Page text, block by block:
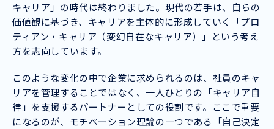
キャリア」の時代は終わりました。現代の若手は、自らの
価値観に基づき、キャリアを主体的に形成していく「プロ
ティアン・キャリア（変幻自在なキャリア）」という考え
方を志向しています。
このような変化の中で企業に求められるのは、社員のキャ
リアを管理することではなく、一人ひとりの「キャリア自
律」を支援するパートナーとしての役割です。ここで重要
になるのが、モチベーション理論の一つである「自己決定